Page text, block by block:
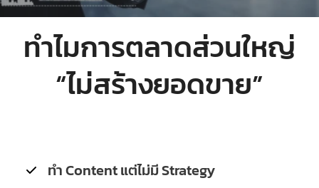
ทำไมการตลาดส่วนใหญ่
“ไม่สร้างยอดขาย”
ทำ Content แต่ไม่มี Strategy